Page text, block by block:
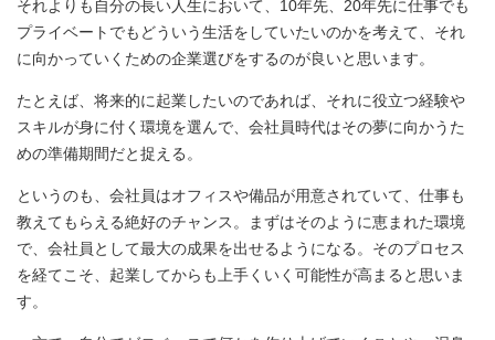
それよりも自分の長い人生において、10年先、20年先に仕事でも
プライベートでもどういう生活をしていたいのかを考えて、それ
に向かっていくための企業選びをするのが良いと思います。
たとえば、将来的に起業したいのであれば、それに役立つ経験や
スキルが身に付く環境を選んで、会社員時代はその夢に向かうた
めの準備期間だと捉える。
というのも、会社員はオフィスや備品が用意されていて、仕事も
教えてもらえる絶好のチャンス。まずはそのように恵まれた環境
で、会社員として最大の成果を出せるようになる。そのプロセス
を経てこそ、起業してからも上手くいく可能性が高まると思いま
す。